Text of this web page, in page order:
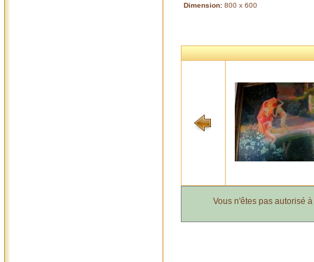
Dimension: 800 x 600
Vous n'êtes pas autorisé